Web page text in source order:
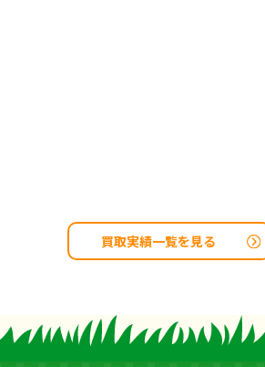
買取実績一覧を見る